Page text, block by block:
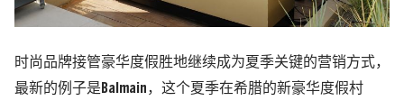
时尚品牌接管豪华度假胜地继续成为夏季关键的营销方式，
最新的例子是Balmain，这个夏季在希腊的新豪华度假村